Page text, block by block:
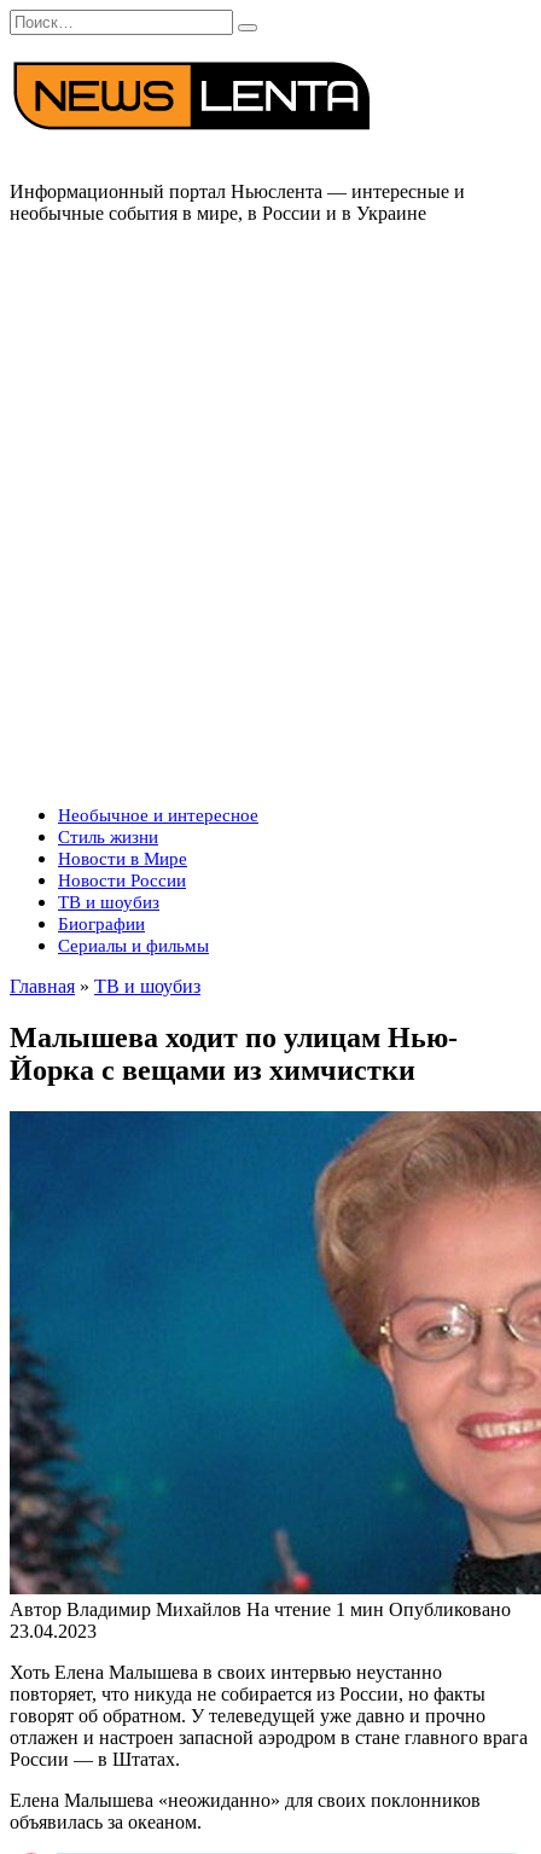
Перейти
к
содержанию
Search
for:
Информационный портал Ньюслента — интересные и
необычные события в мире, в России и в Украине
Необычное и интересное
Стиль жизни
Новости в Мире
Новости России
ТВ и шоубиз
Биографии
Сериалы и фильмы
Главная » ТВ и шоубиз
Малышева ходит по улицам Нью-
Йорка с вещами из химчистки
Автор Владимир Михайлов На чтение 1 мин Опубликовано
23.04.2023
Хоть Елена Малышева в своих интервью неустанно
повторяет, что никуда не собирается из России, но факты
говорят об обратном. У телеведущей уже давно и прочно
отлажен и настроен запасной аэродром в стане главного врага
России — в Штатах.
Елена Малышева «неожиданно» для своих поклонников
объявилась за океаном.